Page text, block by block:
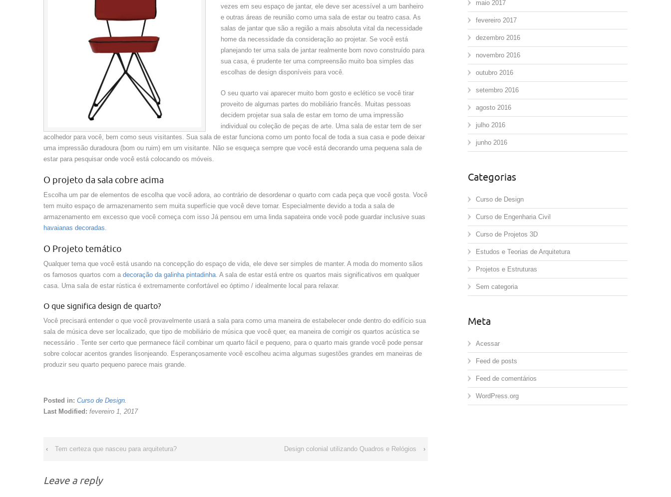
vezes em seu espaço de jantar, ele deve ser acessível a um banheiro
e outras áreas de reunião como uma sala de estar ou teatro casa. As
salas de jantar que são a região a mais absoluta vital da necessidade
home da necessidade da consideração ao projetar. Se você está
planejando ter uma sala de jantar realmente bom novo construído para
sua casa, é prudente ter uma compreensão muito boa simples das
escolhas de design disponíveis para você.
O seu quarto vai aparecer muito bom gosto e eclético se você tirar
proveito de algumas partes do mobiliário francês. Muitas pessoas
decidem projetar sua sala de estar em torno de uma impressão
individual ou coleção de peças de arte. Uma sala de estar tem de ser
acolhedor para você, bem como seus visitantes. Sua sala de estar funciona como um ponto focal de toda a sua casa e pode deixar
uma impressão duradoura (bom ou ruim) em um visitante. Não se esqueça sempre que você está decorando uma pequena sala de
estar para pesquisar onde você está colocando os móveis.
O projeto da sala cobre acima
Escolha um par de elementos de escolha que você adora, ao contrário de desordenar o quarto com cada peça que você gosta. Você
tem muito espaço de armazenamento sem muita superfície que você deve tomar. Especialmente devido a toda a sala de
armazenamento em excesso que você começa com isso Já pensou em uma linda sapateira onde você pode guardar inclusive suas
havaianas decoradas
O Projeto temático
Qualquer tema que você está usando na concepção do espaço de vida, ele deve ser simples de manter. A moda do momento sãos
os famosos quartos com a decoração da galinha pintadinha . A sala de estar está entre os quartos mais significativos em qualquer
casa. Uma sala de estar rústica é extremamente confortável eo óptimo / idealmente local para relaxar.
O que significa design de quarto?
Você precisará entender o que você provavelmente usará a sala para como uma maneira de estabelecer onde dentro do edifício sua
sala de música deve ser localizado, que tipo de mobiliário de música que você quer, ea maneira de corrigir os quartos acústica se
necessário . Tente ser certo que permanece fácil combinar um quarto fácil e pequeno, para o quarto mais grande você pode pensar
sobre colocar acentos grandes lisonjeando. Esperançosamente você escolheu acima algumas sugestões grandes em maneiras de
produzir seu quarto pequeno parece mais grande.
Posted in: Curso de Design
Last Modified: fevereiro 1, 2017
‹ Tem certeza que nasceu para arquitetura? Design colonial utilizando Quadros e Relógios ›
Leave a reply
maio 2017
fevereiro 2017
dezembro 2016
novembro 2016
outubro 2016
setembro 2016
agosto 2016
julho 2016
junho 2016
Categorias
Curso de Design
Curso de Engenharia Civil
Curso de Projetos 3D
Estudos e Teorias de Arquitetura
Projetos e Estruturas
Sem categoria
Meta
Acessar
Feed de posts
Feed de comentários
WordPress.org